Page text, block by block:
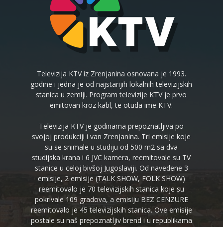
Televizija KTV iz Zrenjanina osnovana je 1993.
godine i jedna je od najstarijih lokalnih televizijskih
stanica u zemlji. Program televizije KTV je prvo
emitovan kroz kabl, te otuda ime KTV.
Televizija KTV je godinama prepoznatljiva po
svojoj produkciji i van Zrenjanina. Tri emisije koje
su se snimale u studiju od 500 m2 sa dva
studijska krana i 6 JVC kamera, reemitovale su TV
stanice u celoj bivšoj Jugoslaviji. Od navedene 3
emisije, 2 emisije (TALK SHOW, FOLK SHOW)
reemitovalo je 70 televizijskih stanica koje su
pokrivale 109 gradova, a emisiju BEZ CENZURE
reemitovalo je 45 televizijskih stanica. Ove emisije
postale su naš prepoznatljiv brend i u republikama